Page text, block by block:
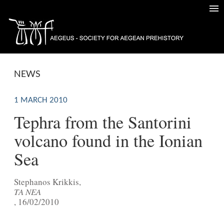
NEWS
1 MARCH 2010
Tephra from the Santorini
volcano found in the Ionian
Sea
Stephanos Krikkis,
ΤΑ NEA
, 16/02/2010